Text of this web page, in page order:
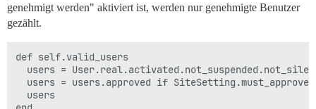
genehmigt werden" aktiviert ist, werden nur genehmigte Benutzer
gezählt.
def self.valid_users
users =
users = users.approved if
  users